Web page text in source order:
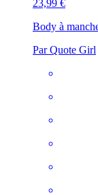
23,99 €
Body à
Par Quote Girl